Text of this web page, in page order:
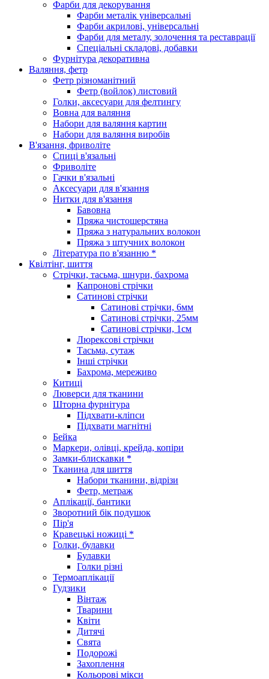
Фарби для декорування
Фарби металік універсальні
Фарби акрилові, універсальні
Фарби для металу, золочення та реставрації
Спеціальні складові, добавки
Фурнітура декоративна
Валяння, фетр
Фетр різноманітний
Фетр (войлок) листовий
Голки, аксесуари для фелтингу
Вовна для валяння
Набори для валяння картин
Набори для валяння виробів
В'язання, фриволіте
Спиці в'язальні
Фриволіте
Гачки в'язальні
Аксесуари для в'язання
Нитки для в'язання
Бавовна
Пряжа чистошерстяна
Пряжа з натуральних волокон
Пряжа з штучних волокон
Література по в'язанню *
Квілтінг, шиття
Стрічки, тасьма, шнури, бахрома
Капронові стрічки
Сатинові стрічки
Сатинові стрічки, 6мм
Сатинові стрічки, 25мм
Сатинові стрічки, 1см
Люрексові стрічки
Тасьма, сутаж
Інші стрічки
Бахрома, мереживо
Китиці
Люверси для тканини
Шторна фурнітура
Підхвати-кліпси
Підхвати магнітні
Бейка
Маркери, олівці, крейда, копіри
Замки-блискавки *
Тканина для шиття
Набори тканини, відрізи
Фетр, метраж
Аплікації, бантики
Зворотний бік подушок
Пір'я
Кравецькі ножиці *
Голки, булавки
Булавки
Голки різні
Термоаплікації
Гудзики
Вінтаж
Тварини
Квіти
Дитячі
Свята
Подорожі
Захоплення
Кольорові мікси